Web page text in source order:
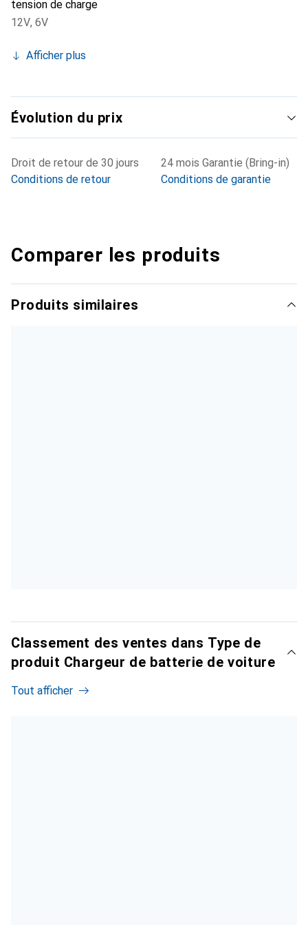
plomb-acide, GEL, EFB, AGM, Li-Ion.
tension de charge
12V, 6V
Afficher plus
Évolution du prix
Droit de retour de 30 jours
Conditions de retour
24 mois Garantie (Bring-in)
Conditions de garantie
Comparer les produits
Produits similaires
Classement des ventes dans Type de
produit Chargeur de batterie de voiture
Tout afficher